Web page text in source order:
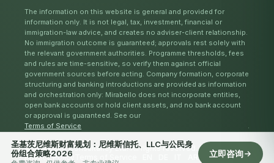
圣基茨尼维斯财富规划：尼维斯信托、LLC与公民身
份组合策略2026
立即咨询
The information on this website is general and provided for
information only. It is not legal, tax, investment, financial or
immigration-law advice, and creates no adviser-client relationship.
No immigration outcome is guaranteed; approvals rest solely with
the relevant government authorities. Programme thresholds, fees
and rules are time-sensitive, so verify them against official
government sources before acting. Company formation, corporate
structuring and banking introductions are provided as information
and orchestration only: Mirabello does not incorporate entities,
open bank accounts or hold client assets, and no bank account
or approval is guaranteed. See our
Terms of Service
© Mirabello Consultancy Ltd. All rights reserved. 2026
Privacy Policy
ES RU ZH